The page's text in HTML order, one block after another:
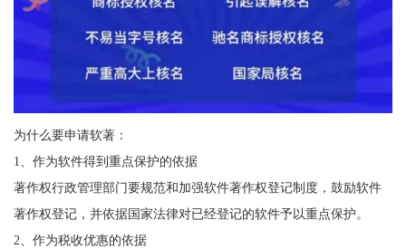
为什么要申请软著：
1、作为软件得到重点保护的依据
著作权行政管理部门要规范和加强软件著作权登记制度，鼓励软件
著作权登记，并依据国家法律对已经登记的软件予以重点保护。
2、作为税收优惠的依据